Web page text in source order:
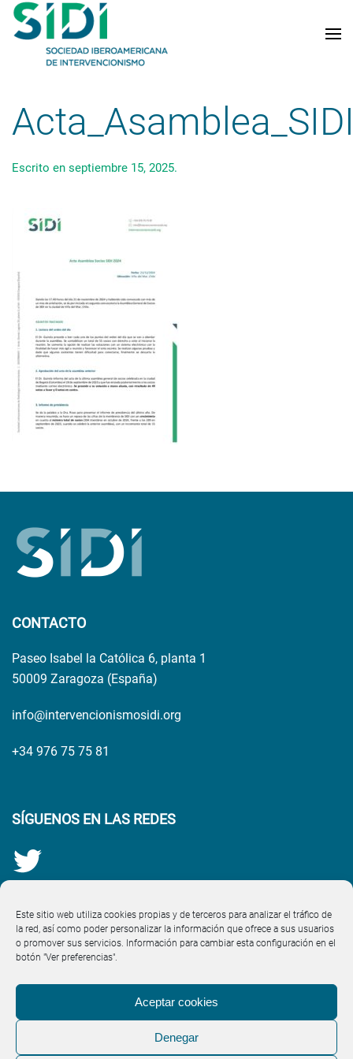
Este sitio web utiliza cookies propias y de terceros para analizar el tráfico de
la red, así como poder personalizar la información que ofrece a sus usuarios
o promover sus servicios. Información para cambiar esta configuración en el
botón "Ver preferencias".
Aceptar cookies
Denegar
Skip to main content
Escrito en septiembre 15, 2025.
CONTACTO
Paseo Isabel la Católica 6, planta 1
50009 Zaragoza (España)
info@intervencionismosidi.org
+34 976 75 75 81
SÍGUENOS EN LAS REDES
Aviso Legal·Política de Cookies (UE)·Política de